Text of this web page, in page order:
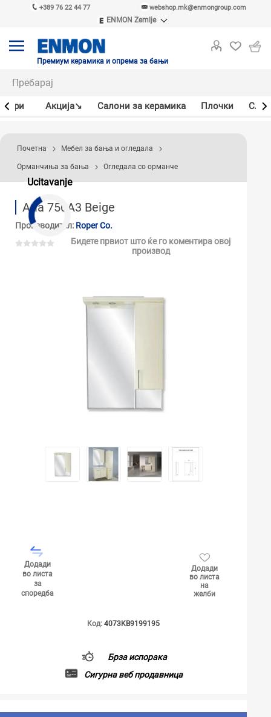
+389 76 22 44 77 webshop.mk@enmongroup.com
ENMON Zemlje
ENMON MKD
Премиум керамика и опрема за бањи
Акцијa↘ Салони за керамика Плочки
Ucitavanje
Почетна Мебел за бања и огледала
Орманчиња за бања Огледала со орманче
Aria 750A3 Beige
Производител: Roper Co.
Бидете првиот што ќе го коментира овој
производ
Додади
во листа
за
споредба
Додади
во листа
на
желби
Код: 4073KB9199195
Брза испорака
Сигурна веб продавница